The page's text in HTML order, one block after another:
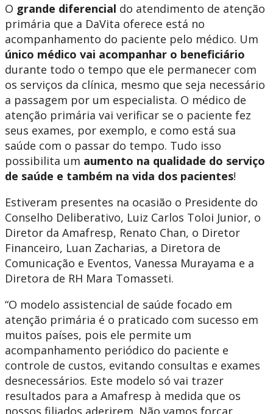
O grande diferencial do atendimento de atenção
primária que a DaVita oferece está no
acompanhamento do paciente pelo médico. Um
único médico vai acompanhar o beneficiário
durante todo o tempo que ele permanecer com
os serviços da clínica, mesmo que seja necessário
a passagem por um especialista. O médico de
atenção primária vai verificar se o paciente fez
seus exames, por exemplo, e como está sua
saúde com o passar do tempo. Tudo isso
possibilita um aumento na qualidade do serviço
de saúde e também na vida dos pacientes!
Estiveram presentes na ocasião o Presidente do
Conselho Deliberativo, Luiz Carlos Toloi Junior, o
Diretor da Amafresp, Renato Chan, o Diretor
Financeiro, Luan Zacharias, a Diretora de
Comunicação e Eventos, Vanessa Murayama e a
Diretora de RH Mara Tomasseti.
“O modelo assistencial de saúde focado em
atenção primária é o praticado com sucesso em
muitos países, pois ele permite um
acompanhamento periódico do paciente e
controle de custos, evitando consultas e exames
desnecessários. Este modelo só vai trazer
resultados para a Amafresp à medida que os
nossos filiados aderirem. Não vamos forçar